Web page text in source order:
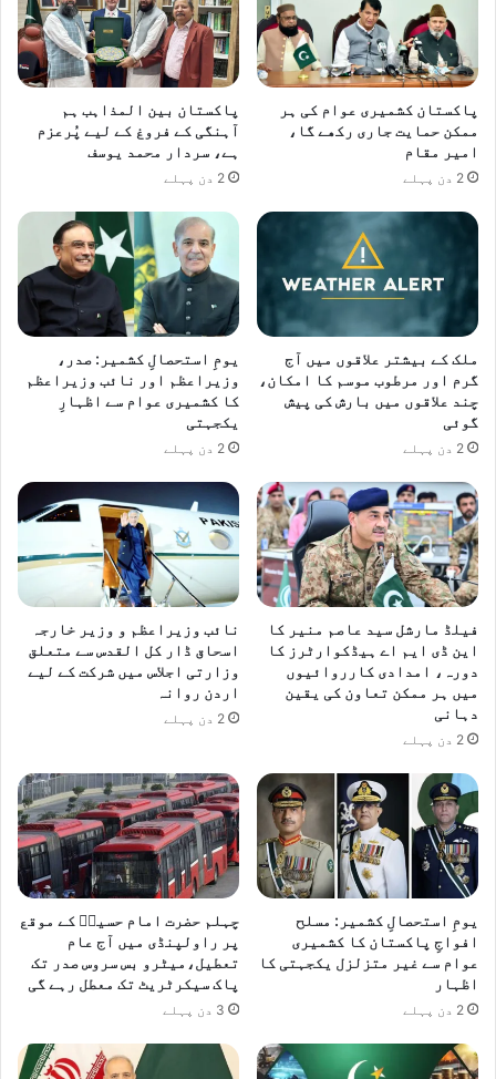
پاکستان کشمیری عوام کی ہر
ممکن حمایت جاری رکھے گا،
امیر مقام
2 دن پہلے
پاکستان بین المذاہب ہم
آہنگی کے فروغ کے لیے پُرعزم
ہے، سردار محمد یوسف
2 دن پہلے
ملک کے بیشتر علاقوں میں آج
گرم اور مرطوب موسم کا امکان،
چند علاقوں میں بارش کی پیش
گوئی
2 دن پہلے
یومِ استحصالِ کشمیر: صدر،
وزیراعظم اور نائب وزیراعظم
کا کشمیری عوام سے اظہارِ
یکجہتی
2 دن پہلے
فیلڈ مارشل سید عاصم منیر کا
این ڈی ایم اے ہیڈکوارٹرز کا
دورہ، امدادی کارروائیوں
میں ہر ممکن تعاون کی یقین
دہانی
2 دن پہلے
نائب وزیراعظم و وزیر خارجہ
اسحاق ڈار کل القدس سے متعلق
وزارتی اجلاس میں شرکت کے لیے
اردن روانہ
2 دن پہلے
یومِ استحصالِ کشمیر: مسلح
افواجِ پاکستان کا کشمیری
عوام سے غیر متزلزل یکجہتی کا
اظہار
2 دن پہلے
چہلم حضرت امام حسینؓ کے موقع
پر راولپنڈی میں آج عام
تعطیل،میٹرو بس سروس صدر تک
پاک سیکرٹریٹ تک معطل رہے گی
3 دن پہلے